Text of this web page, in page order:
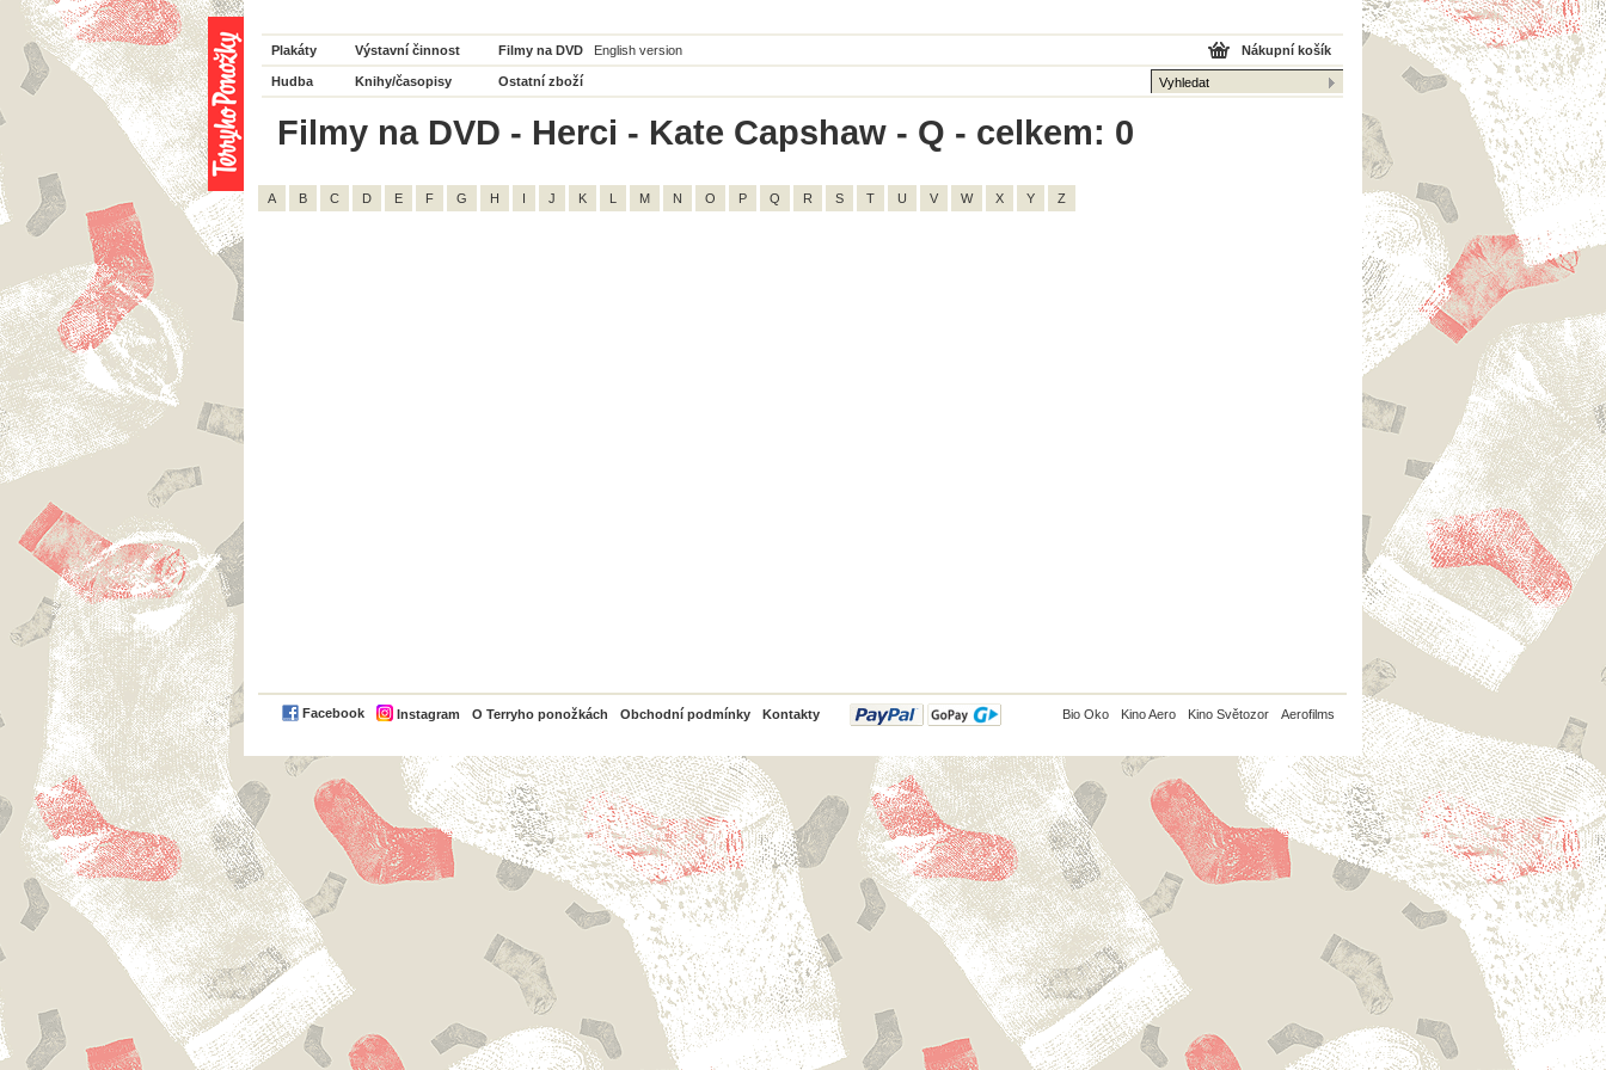
Plakáty Výstavní činnost Filmy na DVD English version
Hudba Knihy/časopisy Ostatní zboží
Nákupní košík
Filmy na DVD - Herci - Kate Capshaw - Q - celkem: 0
A B C D E F G H I J K L M N O P Q R S T U V W X Y Z
Facebook Instagram O Terryho ponožkách Obchodní podmínky Kontakty
PayPal Bio Oko Kino Aero Kino Světozor Aerofilms